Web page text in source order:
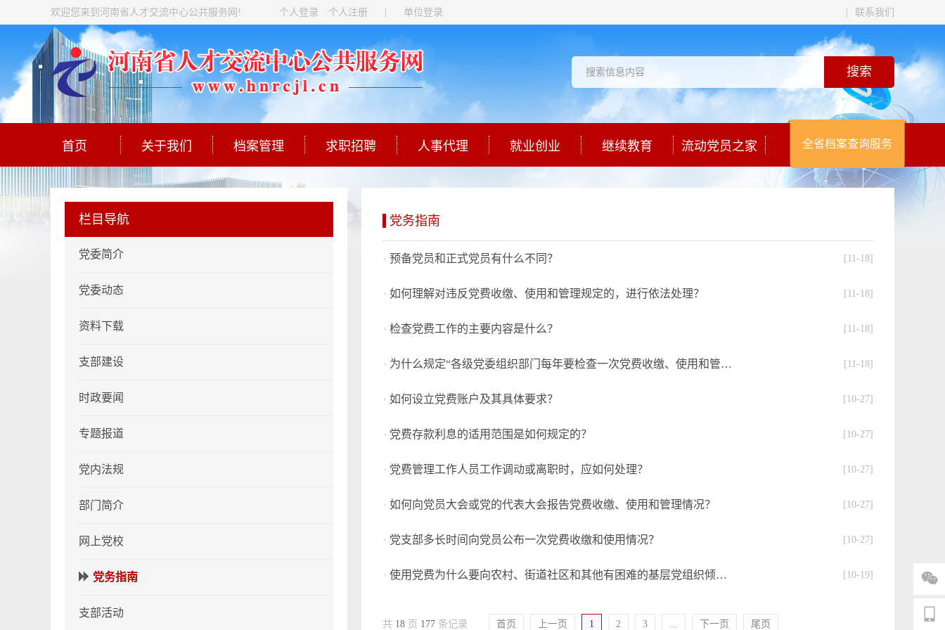

欢迎您来到河南省人才交流中心公共服务网! 个人登录 个人注册 单位登录 联系我们
首页 关于我们 档案管理 求职招聘 人事代理 就业创业 继续教育 流动党员之家 全省档案查询服务
栏目导航
党委简介
党委动态
资料下载
支部建设
时政要闻
专题报道
党内法规
部门简介
网上党校
党务指南
支部活动
党务指南
预备党员和正式党员有什么不同？ [11-18]
如何理解对违反党费收缴、使用和管理规定的，进行依法处理？ [11-18]
检查党费工作的主要内容是什么？ [11-18]
为什么规定“各级党委组织部门每年要检查一次党费收缴、使用和管理的情况”？ [11-18]
如何设立党费账户及其具体要求？ [10-27]
党费存款利息的适用范围是如何规定的？ [10-27]
党费管理工作人员工作调动或离职时，应如何处理？ [10-27]
如何向党员大会或党的代表大会报告党费收缴、使用和管理情况？ [10-27]
党支部多长时间向党员公布一次党费收缴和使用情况？ [10-27]
使用党费为什么要向农村、街道社区和其他有困难的基层党组织倾斜？ [10-19]
共 18 页 177 条记录 首页 上一页 1 2 3 ... 下一页 尾页